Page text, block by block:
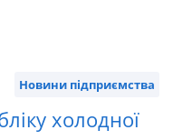
Новини підприємства
холодної